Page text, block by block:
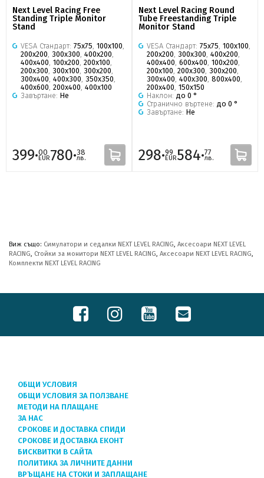
Next Level Racing Free
Standing Triple Monitor
Stand
VESA Стандарт: 75х75 100х100
200x200 300x300 400x200
400x400 100x200 200x100
200x300 300x100 300x200
300x400 400x300 350x350
400x600 200х400 400x100
Завъртане: Не
399·00
EUR780·38
лв.
Next Level Racing Round
Tube Freestanding Triple
Monitor Stand
VESA Стандарт: 75х75 100х100
200x200 300x300 400x200
400x400 600x400 100x200
200x100 200x300 300x200
300x400 400x300 800x400
200х400 150x150
Наклон: до 0 °
Странично въртене: до 0 °
Завъртане: Не
298·99
EUR584·77
лв.
Виж също: Симулатори и седалки NEXT LEVEL RACING, Аксесоари NEXT LEVEL
RACING, Стойки за монитори NEXT LEVEL RACING, Аксесоари NEXT LEVEL RACING,
Комплекти NEXT LEVEL RACING
ОБЩИ УСЛОВИЯ
ОБЩИ УСЛОВИЯ ЗА ПОЛЗВАНЕ
МЕТОДИ НА ПЛАЩАНЕ
ЗА НАС
СРОКОВЕ И ДОСТАВКА СПИДИ
СРОКОВЕ И ДОСТАВКА ЕКОНТ
БИСКВИТКИ В САЙТА
ПОЛИТИКА ЗА ЛИЧНИТЕ ДАННИ
ВРЪЩАНЕ НА СТОКИ И ЗАПЛАЩАНЕ